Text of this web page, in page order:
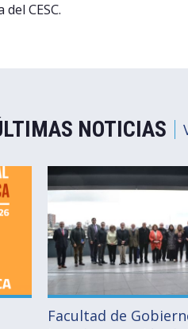
CESC.
NOTICIAS
Facultad de